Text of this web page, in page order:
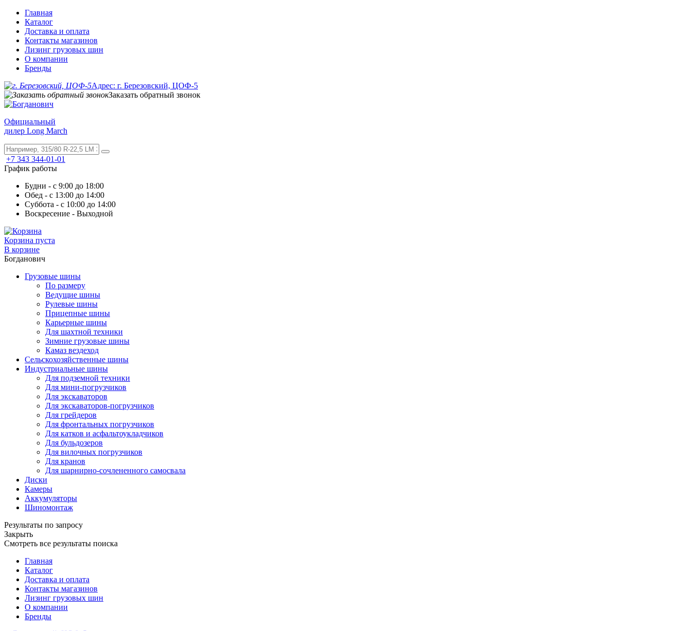
Главная
Каталог
Доставка и оплата
Контакты магазинов
Лизинг грузовых шин
О компании
Бренды
Адрес: г. Березовский, ЦОФ-5
Заказать обратный звонок
Официальный
дилер Long March
+7 343 344-01-01
График работы
Будни - с 9:00 до 18:00
Обед - с 13:00 до 14:00
Суббота - с 10:00 до 14:00
Воскресение - Выходной
Корзина пуста
В корзине
Богданович
Грузовые шины
По размеру
Ведущие шины
Рулевые шины
Прицепные шины
Карьерные шины
Для шахтной техники
Зимние грузовые шины
Камаз вездеход
Сельскохозяйственные шины
Индустриальные шины
Для подземной техники
Для мини-погрузчиков
Для экскаваторов
Для экскаваторов-погрузчиков
Для грейдеров
Для фронтальных погрузчиков
Для катков и асфальтоукладчиков
Для бульдозеров
Для вилочных погрузчиков
Для кранов
Для шарнирно-сочлененного самосвала
Диски
Камеры
Аккумуляторы
Шиномонтаж
Результаты по запросу
Закрыть
Смотреть все результаты поиска
Главная
Каталог
Доставка и оплата
Контакты магазинов
Лизинг грузовых шин
О компании
Бренды